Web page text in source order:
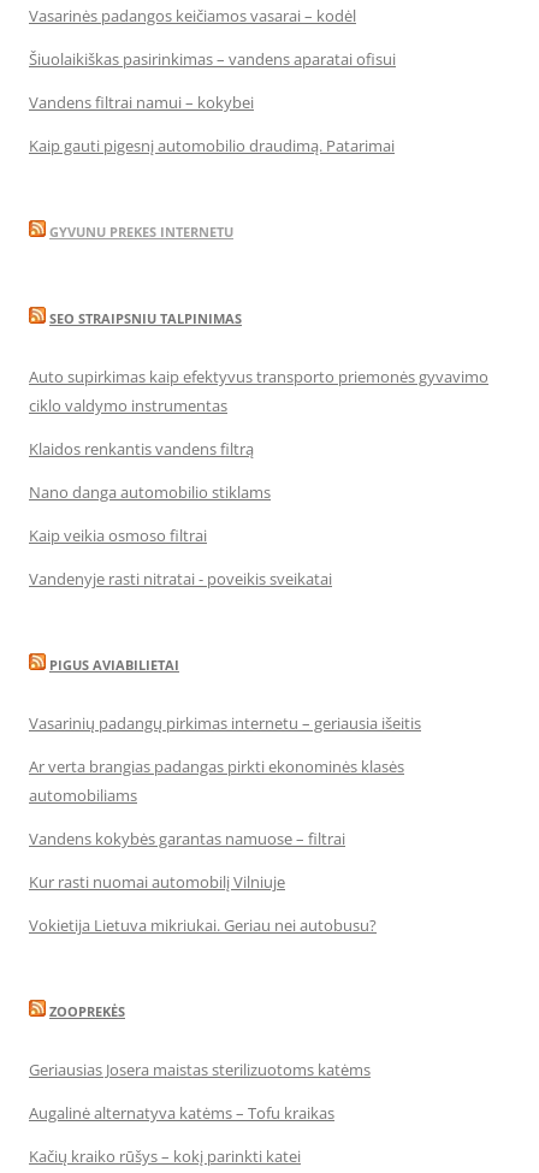
Vasarinės padangos keičiamos vasarai – kodėl
Šiuolaikiškas pasirinkimas – vandens aparatai ofisui
Vandens filtrai namui – kokybei
Kaip gauti pigesnį automobilio draudimą. Patarimai
GYVUNU PREKES INTERNETU
SEO STRAIPSNIU TALPINIMAS
Auto supirkimas kaip efektyvus transporto priemonės gyvavimo
ciklo valdymo instrumentas
Klaidos renkantis vandens filtrą
Nano danga automobilio stiklams
Kaip veikia osmoso filtrai
Vandenyje rasti nitratai - poveikis sveikatai
PIGUS AVIABILIETAI
Vasarinių padangų pirkimas internetu – geriausia išeitis
Ar verta brangias padangas pirkti ekonominės klasės
automobiliams
Vandens kokybės garantas namuose – filtrai
Kur rasti nuomai automobilį Vilniuje
Vokietija Lietuva mikriukai. Geriau nei autobusu?
ZOOPREKĖS
Geriausias Josera maistas sterilizuotoms katėms
Augalinė alternatyva katėms – Tofu kraikas
Kačių kraiko rūšys – kokį parinkti katei